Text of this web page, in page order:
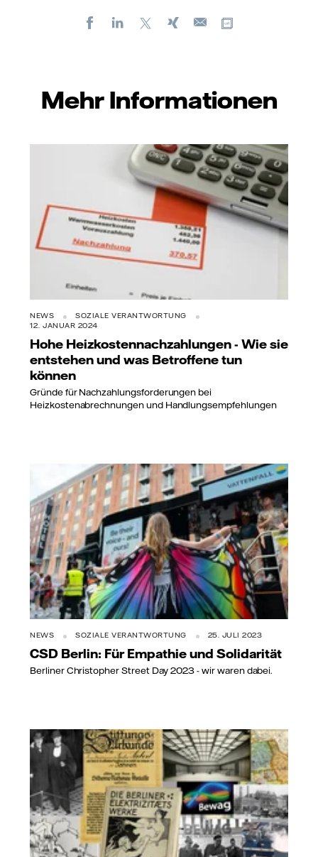
FacebookLinkedIn Xing
E-
Mehr Informationen
NEWS
SOZIALE VERANTWORTUNG
12. JANUAR 2024
Hohe Heizkostennachzahlungen - Wie sie
entstehen und was Betroffene tun
können
Gründe für Nachzahlungsforderungen bei
Heizkostenabrechnungen und Handlungsempfehlungen
NEWS SOZIALE VERANTWORTUNG 25. JULI 2023
CSD Berlin: Für Empathie und Solidarität
Berliner Christopher Street Day 2023 - wir waren dabei.